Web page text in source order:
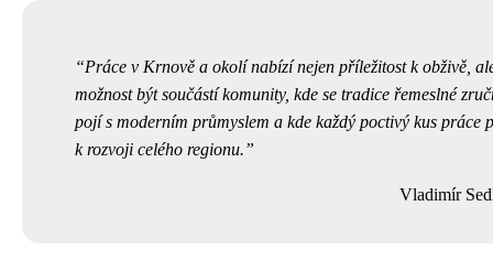
Práce v Krnově a okolí nabízí nejen příležitost k obživě,
možnost být součástí komunity, kde se tradice řemeslné
pojí s moderním průmyslem a kde každý poctivý kus práce
k rozvoji celého regionu.
Vladimír